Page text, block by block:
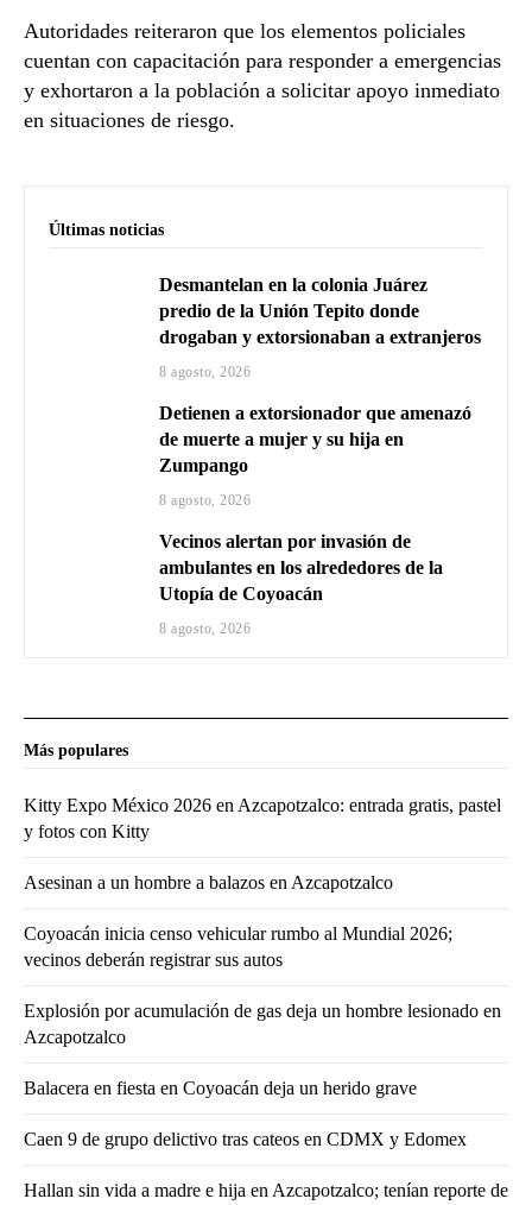
Autoridades reiteraron que los elementos policiales
cuentan con capacitación para responder a emergencias
y exhortaron a la población a solicitar apoyo inmediato
en situaciones de riesgo.
Últimas noticias
Desmantelan en la colonia Juárez
predio de la Unión Tepito donde
drogaban y extorsionaban a extranjeros
8 agosto, 2026
Detienen a extorsionador que amenazó
de muerte a mujer y su hija en
Zumpango
8 agosto, 2026
Vecinos alertan por invasión de
ambulantes en los alrededores de la
Utopía de Coyoacán
8 agosto, 2026
Más populares
Kitty Expo México 2026 en Azcapotzalco: entrada gratis, pastel
y fotos con Kitty
Asesinan a un hombre a balazos en Azcapotzalco
Coyoacán inicia censo vehicular rumbo al Mundial 2026;
vecinos deberán registrar sus autos
Explosión por acumulación de gas deja un hombre lesionado en
Azcapotzalco
Balacera en fiesta en Coyoacán deja un herido grave
Caen 9 de grupo delictivo tras cateos en CDMX y Edomex
Hallan sin vida a madre e hija en Azcapotzalco; tenían reporte de